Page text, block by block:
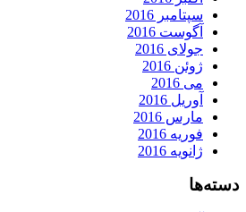
سپتامبر 2016
آگوست 2016
جولای 2016
ژوئن 2016
می 2016
آوریل 2016
مارس 2016
فوریه 2016
ژانویه 2016
دسته‌ها